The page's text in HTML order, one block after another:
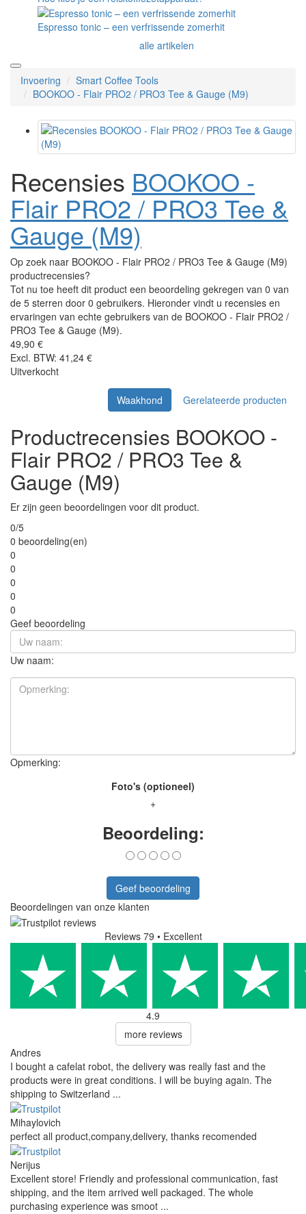
Espresso tonic – een verfrissende zomerhit
alle artikelen
Invoering
Smart Coffee Tools
BOOKOO - Flair PRO2 / PRO3 Tee & Gauge (M9)
Recensies BOOKOO -
Flair PRO2 / PRO3 Tee &
Gauge (M9)
Op zoek naar BOOKOO - Flair PRO2 / PRO3 Tee & Gauge (M9)
productrecensies?
Tot nu toe heeft dit product een beoordeling gekregen van 0 van
de 5 sterren door 0 gebruikers. Hieronder vindt u recensies en
ervaringen van echte gebruikers van de BOOKOO - Flair PRO2 /
PRO3 Tee & Gauge (M9).
49,90 €
Excl. BTW: 41,24 €
Uitverkocht
Waakhond Gerelateerde producten
Productrecensies BOOKOO -
Flair PRO2 / PRO3 Tee &
Gauge (M9)
Er zijn geen beoordelingen voor dit product.
0/5
0 beoordeling(en)
0
0
0
0
0
Geef beoordeling
Uw naam:
Opmerking:
Foto's (optioneel)
+
Beoordeling:
Geef beoordeling
Beoordelingen van onze klanten
Reviews 79 • Excellent
4.9
more reviews
Andres
I bought a cafelat robot, the delivery was really fast and the
products were in great conditions. I will be buying again. The
shipping to Switzerland ...
Mihaylovich
perfect all product,company,delivery, thanks recomended
Nerijus
Excellent store! Friendly and professional communication, fast
shipping, and the item arrived well packaged. The whole
purchasing experience was smoot ...